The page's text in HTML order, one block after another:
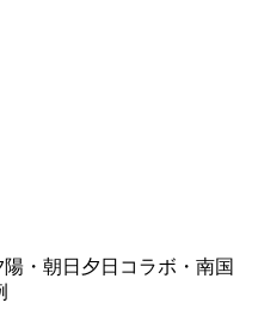
・朝日夕日コラボ・南国